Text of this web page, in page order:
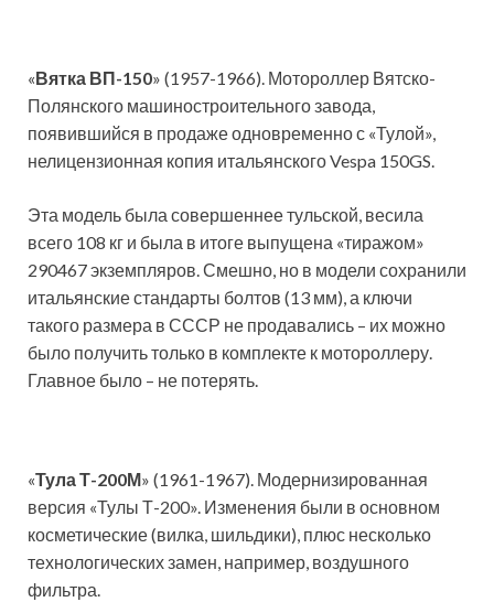
«Вятка ВП-150» (1957-1966). Мотороллер Вятско-
Полянского машиностроительного завода,
появившийся в продаже одновременно с «Тулой»,
нелицензионная копия итальянского Vespa 150GS.
Эта модель была совершеннее тульской, весила
всего 108 кг и была в итоге выпущена «тиражом»
290467 экземпляров. Смешно, но в модели сохранили
итальянские стандарты болтов (13 мм), а ключи
такого размера в СССР не продавались – их можно
было получить только в комплекте к мотороллеру.
Главное было – не потерять.
«Тула Т-200М» (1961-1967). Модернизированная
версия «Тулы Т-200». Изменения были в основном
косметические (вилка, шильдики), плюс несколько
технологических замен, например, воздушного
фильтра.